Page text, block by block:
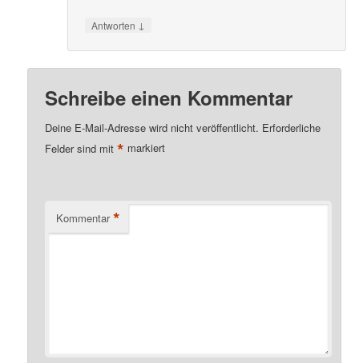
Antworten ↓
Schreibe einen Kommentar
Deine E-Mail-Adresse wird nicht veröffentlicht. Erforderliche
Felder sind mit* markiert
Kommentar *